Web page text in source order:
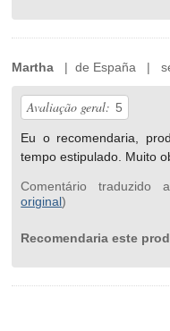
Martha | de España |
Avaliação geral: 5
Eu o recomendaria,
tempo estipulado. Muito
Comentário traduzido
original)
Recomendaria este